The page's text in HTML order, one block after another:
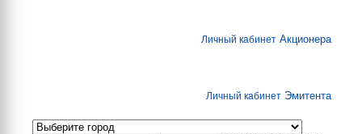
Личный кабинет Акционера
Личный кабинет Эмитента